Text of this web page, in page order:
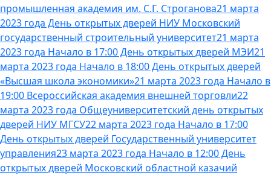
промышленная академия им. С.Г. Строганова21 марта
2023 года День открытых дверей НИУ Московский
государственный строительный университет21 марта
2023 года Начало в 17:00 День открытых дверей МЭИ21
марта 2023 года Начало в 18:00 День открытых дверей
«Высшая школа экономики»21 марта 2023 года Начало в
19:00 Всероссийская академия внешней торговли22
марта 2023 года Общеуниверситетский день открытых
дверей НИУ МГСУ22 марта 2023 года Начало в 17:00
День открытых дверей Государственный университет
управления23 марта 2023 года Начало в 12:00 День
открытых дверей Московский областной казачий